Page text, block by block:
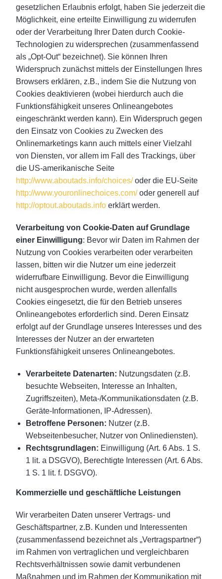
gesetzlichen Erlaubnis erfolgt, haben Sie jederzeit die
Möglichkeit, eine erteilte Einwilligung zu widerrufen
oder der Verarbeitung Ihrer Daten durch Cookie-
Technologien zu widersprechen (zusammenfassend
als „Opt-Out“ bezeichnet). Sie können Ihren
Widerspruch zunächst mittels der Einstellungen Ihres
Browsers erklären, z.B., indem Sie die Nutzung von
Cookies deaktivieren (wobei hierdurch auch die
Funktionsfähigkeit unseres Onlineangebotes
eingeschränkt werden kann). Ein Widerspruch gegen
den Einsatz von Cookies zu Zwecken des
Onlinemarketings kann auch mittels einer Vielzahl
von Diensten, vor allem im Fall des Trackings, über
die US-amerikanische Seite
http://www.aboutads.info/choices/oder die EU-Seite
http://www.youronlinechoices.com/oder generell auf
http://optout.aboutads.info erklärt werden.
Verarbeitung von Cookie-Daten auf Grundlage
einer Einwilligung: Bevor wir Daten im Rahmen der
Nutzung von Cookies verarbeiten oder verarbeiten
lassen, bitten wir die Nutzer um eine jederzeit
widerrufbare Einwilligung. Bevor die Einwilligung
nicht ausgesprochen wurde, werden allenfalls
Cookies eingesetzt, die für den Betrieb unseres
Onlineangebotes erforderlich sind. Deren Einsatz
erfolgt auf der Grundlage unseres Interesses und des
Interesses der Nutzer an der erwarteten
Funktionsfähigkeit unseres Onlineangebotes.
Verarbeitete Datenarten: Nutzungsdaten (z.B.
besuchte Webseiten, Interesse an Inhalten,
Zugriffszeiten), Meta-/Kommunikationsdaten (z.B.
Geräte-Informationen, IP-Adressen).
Betroffene Personen: Nutzer (z.B.
Webseitenbesucher, Nutzer von Onlinediensten).
Rechtsgrundlagen: Einwilligung (Art. 6 Abs. 1 S.
1 lit. a DSGVO), Berechtigte Interessen (Art. 6 Abs.
1 S. 1 lit. f. DSGVO).
Kommerzielle und geschäftliche Leistungen
Wir verarbeiten Daten unserer Vertrags- und
Geschäftspartner, z.B. Kunden und Interessenten
(zusammenfassend bezeichnet als „Vertragspartner“)
im Rahmen von vertraglichen und vergleichbaren
Rechtsverhältnissen sowie damit verbundenen
Maßnahmen und im Rahmen der Kommunikation mit